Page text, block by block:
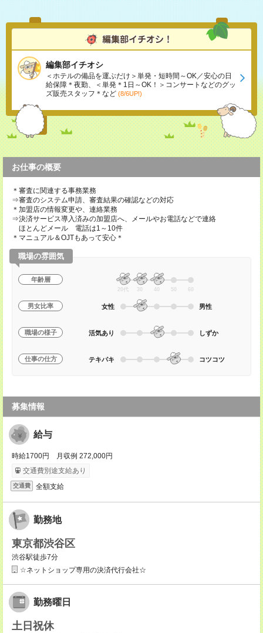
編集部イチオシ
＜ホテルの備品を運ぶだけ＞単発・短時間～OK／安心の日
給保障＊夜勤、＜単発＊1日～OK！＞コンサートなどのグッ
ズ販売スタッフ＊など (8/6UP!)
お仕事の概要
＊審査に関連する事務業務
⇒審査のシステム申請、審査結果の確認などの対応
＊加盟店の情報変更や、連絡業務
⇒決済サービス導入済みの加盟店へ、メールやお電話などで連絡
ほとんどメール 電話は1～10件
＊マニュアル＆OJTもあって安心＊
職場の雰囲気
年齢層
20代 30 40 50 60
男女比率 女性 男性
職場の様子 活気あり しずか
仕事の仕方 テキパキ コツコツ
募集情報
給与
時給1700円 月収例 272,000円
交通費別途支給あり
交通費 全額支給
勤務地
東京都渋谷区
渋谷駅徒歩7分
☆ネットショップ専用の決済代行会社☆
勤務曜日
土日祝休